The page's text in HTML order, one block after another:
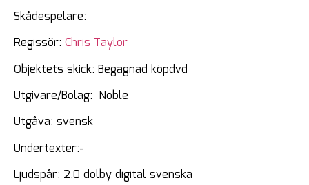
Skådespelare:
Regissör: Chris Taylor
Objektets skick: Begagnad köpdvd
Utgivare/Bolag: Noble
Utgåva: svensk
Undertexter:-
Ljudspår: 2.0 dolby digital svenska